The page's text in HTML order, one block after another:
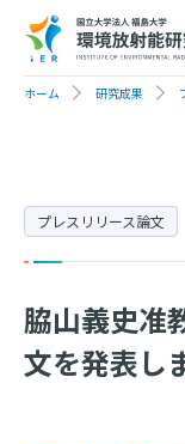
ホーム 研究成果
脇山義史准
文を発表し
プレスリリース論文